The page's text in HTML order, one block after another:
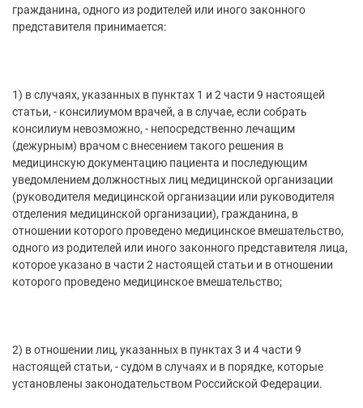
гражданина, одного из родителей или иного законного
представителя принимается:
1) в случаях, указанных в пунктах 1 и 2 части 9 настоящей
статьи, - консилиумом врачей, а в случае, если собрать
консилиум невозможно, - непосредственно лечащим
(дежурным) врачом с внесением такого решения в
медицинскую документацию пациента и последующим
уведомлением должностных лиц медицинской организации
(руководителя медицинской организации или руководителя
отделения медицинской организации), гражданина, в
отношении которого проведено медицинское вмешательство,
одного из родителей или иного законного представителя лица,
которое указано в части 2 настоящей статьи и в отношении
которого проведено медицинское вмешательство;
2) в отношении лиц, указанных в пунктах 3 и 4 части 9
настоящей статьи, - судом в случаях и в порядке, которые
установлены законодательством Российской Федерации.